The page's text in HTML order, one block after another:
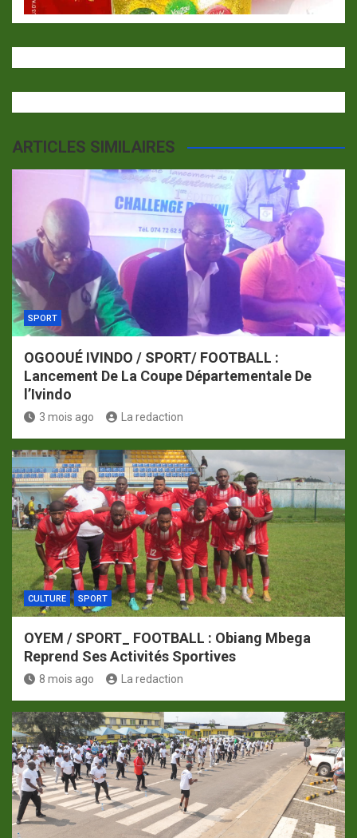
ARTICLES SIMILAIRES
SPORT
OGOOUÉ IVINDO / SPORT/ FOOTBALL :
Lancement De La Coupe Départementale De
l’Ivindo
3 mois ago La redaction
CULTURE SPORT
OYEM / SPORT_ FOOTBALL : Obiang Mbega
Reprend Ses Activités Sportives
8 mois ago La redaction